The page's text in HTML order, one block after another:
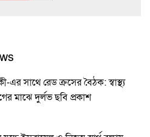
এর সাথে রেড ক্রসের বৈঠক: স্বাস্থ্য
মাঝে দুর্লভ ছবি প্রকাশ